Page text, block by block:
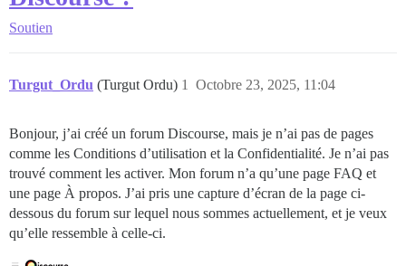
Soutien
Turgut_Ordu (Turgut Ordu) Octobre 23, 2025, 11:04
1
Bonjour, j’ai créé un forum Discourse, mais je n’ai pas de pages
comme les Conditions d’utilisation et la Confidentialité. Je n’ai pas
trouvé comment les activer. Mon forum n’a qu’une page FAQ et
une page À propos. J’ai pris une capture d’écran de la page ci-
dessous du forum sur lequel nous sommes actuellement, et je veux
qu’elle ressemble à celle-ci.